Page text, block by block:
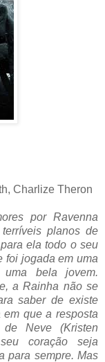
Charlize Theron
por Ravenna
planos de
ela todo o seu
foi jogada em uma
bela jovem.
a Rainha não se
saber de existe
que a resposta
Neve (Kristen
coração seja
para sempre. Mas